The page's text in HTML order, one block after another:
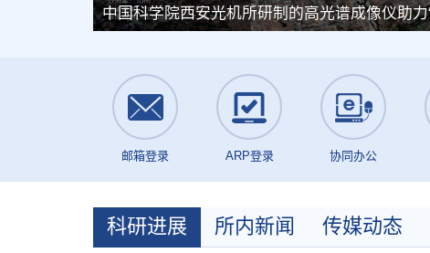
邮箱登录 ARP登录 协同办公
科研进展 所内新闻 传媒动态